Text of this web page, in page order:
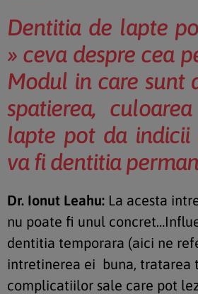
Dentitia de lapte
» ceva despre cea
Modul in care sunt
spatierea,
lapte pot da indicii
va fi dentitia
Dr. Ionut Leahu: La acesta
nu poate fi unul
dentitia temporara (aici ne
intretinerea ei buna, tratarea
complicatiilor sale care pot